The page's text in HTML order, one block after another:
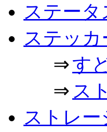
ステータ
ステッカ
⇒す
⇒ ス
ストレ